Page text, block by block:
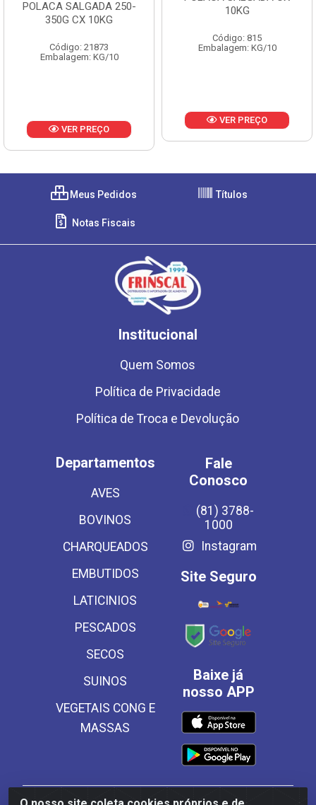
POLACA SALGADA 250-
350G CX 10KG
Código: 21873
Embalagem: KG/10
VER PREÇO
10KG
Código: 815
Embalagem: KG/10
VER PREÇO
Meus Pedidos Títulos
Notas Fiscais
Institucional
Quem Somos
Política de Privacidade
Política de Troca e Devolução
Departamentos
AVES
BOVINOS
CHARQUEADOS
EMBUTIDOS
LATICINIOS
PESCADOS
SECOS
SUINOS
VEGETAIS CONG E
MASSAS
Fale
Conosco
(81) 3788-
1000
Instagram
Site Seguro
Baixe já
nosso APP